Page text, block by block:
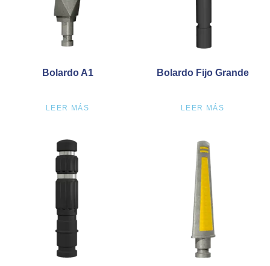
Bolardo A1
LEER MÁS
Bolardo Fijo Grande
LEER MÁS